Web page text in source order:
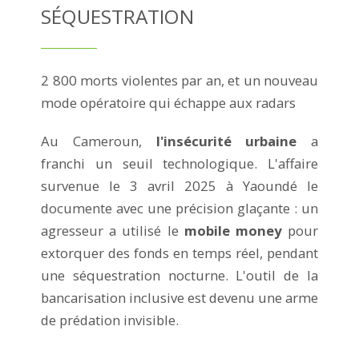
SÉQUESTRATION
2 800 morts violentes par an, et un nouveau
mode opératoire qui échappe aux radars
Au Cameroun, l'insécurité urbaine a
franchi un seuil technologique. L'affaire
survenue le 3 avril 2025 à Yaoundé le
documente avec une précision glaçante : un
agresseur a utilisé le mobile moneypour
extorquer des fonds en temps réel, pendant
une séquestration nocturne. L'outil de la
bancarisation inclusive est devenu une arme
de prédation invisible.